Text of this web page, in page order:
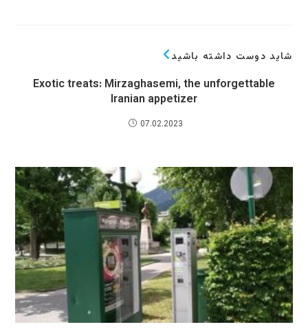
شاید دوست داشته باشید
Exotic treats: Mirzaghasemi, the unforgettable
Iranian appetizer
07.02.2023